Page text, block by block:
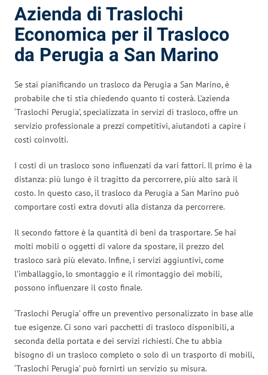
Azienda di Traslochi
Economica per il Trasloco
da Perugia a San Marino
Se stai pianificando un trasloco da Perugia a San Marino, è
probabile che ti stia chiedendo quanto ti costerà. L’azienda
‘Traslochi Perugia’, specializzata in servizi di trasloco, offre un
servizio professionale a prezzi competitivi, aiutandoti a capire i
costi coinvolti.
I costi di un trasloco sono influenzati da vari fattori. Il primo è la
distanza: più lungo è il tragitto da percorrere, più alto sarà il
costo. In questo caso, il trasloco da Perugia a San Marino può
comportare costi extra dovuti alla distanza da percorrere.
Il secondo fattore è la quantità di beni da trasportare. Se hai
molti mobili o oggetti di valore da spostare, il prezzo del
trasloco sarà più elevato. Infine, i servizi aggiuntivi, come
l’imballaggio, lo smontaggio e il rimontaggio dei mobili,
possono influenzare il costo finale.
‘Traslochi Perugia’ offre un preventivo personalizzato in base alle
tue esigenze. Ci sono vari pacchetti di trasloco disponibili, a
seconda della portata e dei servizi richiesti. Che tu abbia
bisogno di un trasloco completo o solo di un trasporto di mobili,
‘Traslochi Perugia’ può fornirti un servizio su misura.